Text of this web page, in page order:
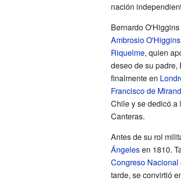
nación
Bernardo
Ambrosio O'Higgins
Riquelme, quien
deseo de su padre,
finalmente en
Francisco de
Chile y se dedicó a
Canteras.
Antes de su rol
Ángelesen 1810.
Congreso Nacional
tarde, se convirtió